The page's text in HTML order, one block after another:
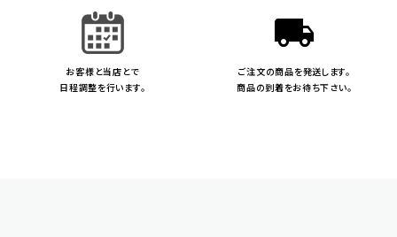
お客様と当店とで
日程調整を行います。
local_shipping
ご注文の商品を発送します。
商品の到着をお待ち下さい。